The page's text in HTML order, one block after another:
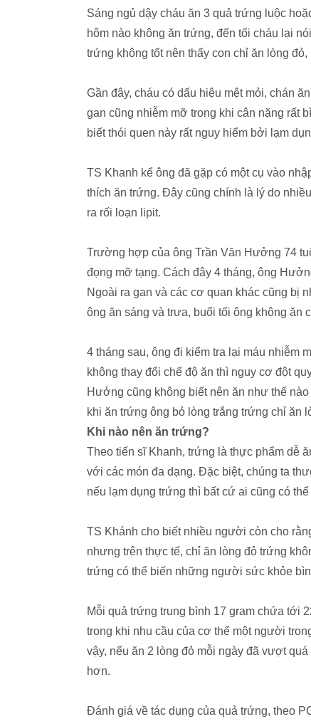
Sáng ngủ dậy cháu ăn 3 quả trứng luộc
hôm nào không ăn trứng, đến tối cháu lại
trứng không tốt nên thấy con chỉ ăn lòng
Gần đây, cháu có dấu hiệu mệt mỏi, chán
gan cũng nhiễm mỡ trong khi cân nặng rất
biết thói quen này rất nguy hiểm bởi lạm
TS Khanh kể ông đã gặp có một cụ vào
thích ăn trứng. Đây cũng chính là lý do
ra rối loạn lipit.
Trường hợp của ông Trần Văn Hưởng 74
đọng mỡ tạng. Cách đây 4 tháng, ông
Ngoài ra gan và các cơ quan khác cũng bị
ông ăn sáng và trưa, buổi tối ông không ăn
4 tháng sau, ông đi kiểm tra lại máu nhiễm
không thay đổi chế độ ăn thì nguy cơ đột
Hưởng cũng không biết nên ăn như thế
khi ăn trứng ông bỏ lòng trắng trứng chỉ ăn
Khi nào nên ăn trứng?
Theo tiến sĩ Khanh, trứng là thực phẩm dễ
với các món đa dạng. Đặc biệt, chúng ta
nếu lạm dụng trứng thì bất cứ ai cũng có
TS Khánh cho biết nhiều người còn cho
nhưng trên thực tế, chỉ ăn lòng đỏ trứng
trứng có thể biến những người sức khỏe
Mỗi quả trứng trung bình 17 gram chứa tới
trong khi nhu cầu của cơ thể một người
vậy, nếu ăn 2 lòng đỏ mỗi ngày đã vượt
hơn.
Đánh giá về tác dụng của quả trứng, theo